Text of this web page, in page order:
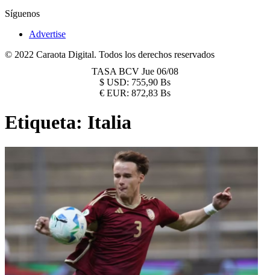
Síguenos
Advertise
© 2022 Caraota Digital. Todos los derechos reservados
TASA BCV Jue 06/08
$ USD: 755,90 Bs
€ EUR: 872,83 Bs
Etiqueta: Italia